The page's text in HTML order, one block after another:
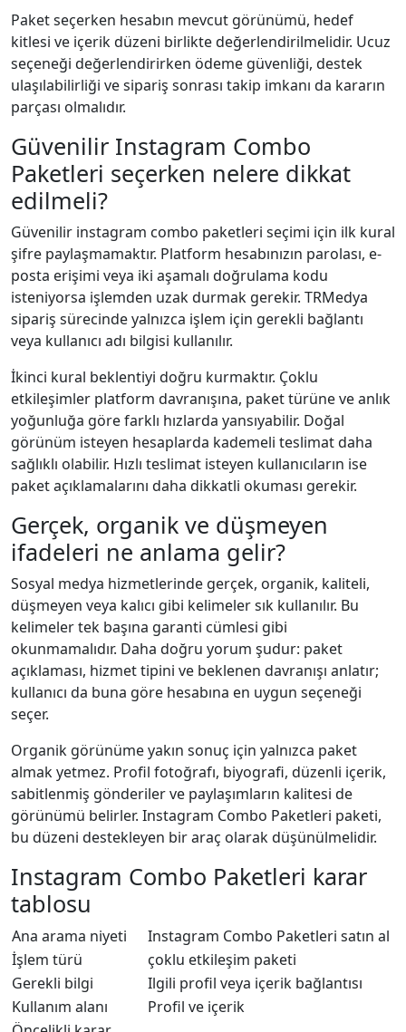
Paket seçerken hesabın mevcut görünümü, hedef
kitlesi ve içerik düzeni birlikte değerlendirilmelidir. Ucuz
seçeneği değerlendirirken ödeme güvenliği, destek
ulaşılabilirliği ve sipariş sonrası takip imkanı da kararın
parçası olmalıdır.
Güvenilir Instagram Combo
Paketleri seçerken nelere dikkat
edilmeli?
Güvenilir instagram combo paketleri seçimi için ilk kural
şifre paylaşmamaktır. Platform hesabınızın parolası, e-
posta erişimi veya iki aşamalı doğrulama kodu
isteniyorsa işlemden uzak durmak gerekir. TRMedya
sipariş sürecinde yalnızca işlem için gerekli bağlantı
veya kullanıcı adı bilgisi kullanılır.
İkinci kural beklentiyi doğru kurmaktır. Çoklu
etkileşimler platform davranışına, paket türüne ve anlık
yoğunluğa göre farklı hızlarda yansıyabilir. Doğal
görünüm isteyen hesaplarda kademeli teslimat daha
sağlıklı olabilir. Hızlı teslimat isteyen kullanıcıların ise
paket açıklamalarını daha dikkatli okuması gerekir.
Gerçek, organik ve düşmeyen
ifadeleri ne anlama gelir?
Sosyal medya hizmetlerinde gerçek, organik, kaliteli,
düşmeyen veya kalıcı gibi kelimeler sık kullanılır. Bu
kelimeler tek başına garanti cümlesi gibi
okunmamalıdır. Daha doğru yorum şudur: paket
açıklaması, hizmet tipini ve beklenen davranışı anlatır;
kullanıcı da buna göre hesabına en uygun seçeneği
seçer.
Organik görünüme yakın sonuç için yalnızca paket
almak yetmez. Profil fotoğrafı, biyografi, düzenli içerik,
sabitlenmiş gönderiler ve paylaşımların kalitesi de
görünümü belirler. Instagram Combo Paketleri paketi,
bu düzeni destekleyen bir araç olarak düşünülmelidir.
Instagram Combo Paketleri karar
tablosu
Ana arama niyeti
Instagram Combo Paketleri satın al
İşlem türü
çoklu etkileşim paketi
Gerekli bilgi
Ilgili profil veya içerik bağlantısı
Kullanım alanı
Profil ve içerik